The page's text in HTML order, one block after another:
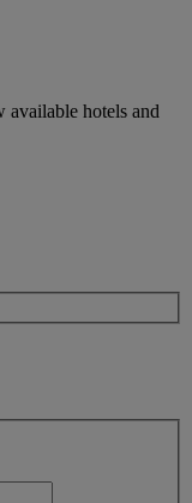
available hotels and